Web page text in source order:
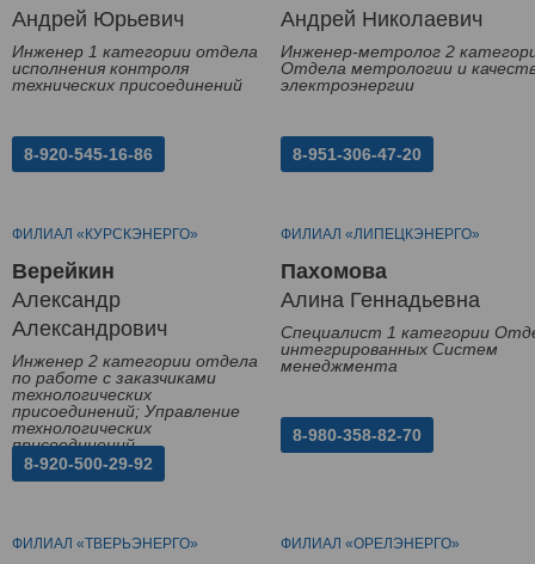
Андрей Юрьевич
Инженер 1 категории отдела
исполнения контроля
технических присоединений
8-920-545-16-86
Андрей Николаевич
Инженер-метролог 2
Отдела метрологии и
электроэнергии
8-951-306-47-20
ФИЛИАЛ «КУРСКЭНЕРГО»
Верейкин
Александр
Александрович
Инженер 2 категории отдела
по работе с заказчиками
технологических
присоединений; Управление
технологических
присоединений
8-920-500-29-92
ФИЛИАЛ «ЛИПЕЦКЭНЕРГО»
Пахомова
Алина Геннадьевна
Специалист 1 категории
интегрированных Систем
менеджмента
8-980-358-82-70
ФИЛИАЛ «ТВЕРЬЭНЕРГО» ФИЛИАЛ «ОРЕЛЭНЕРГО»